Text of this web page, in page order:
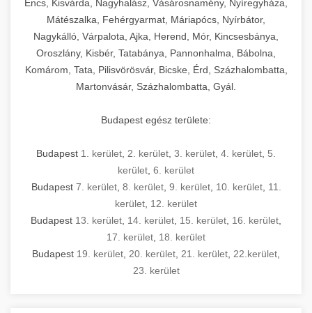
Encs, Kisvárda, Nagyhalász, Vásárosnamény, Nyíregyháza,
Mátészalka, Fehérgyarmat, Máriapócs, Nyírbátor,
Nagykálló, Várpalota, Ajka, Herend, Mór, Kincsesbánya,
Oroszlány, Kisbér, Tatabánya, Pannonhalma, Bábolna,
Komárom, Tata, Pilisvörösvár, Bicske, Érd, Százhalombatta,
Martonvásár, Százhalombatta, Gyál.
Budapest egész területe:
Budapest 1. kerület 2. kerület 3. kerület 4. kerület 5.
kerület 6. kerület
Budapest 7. kerület, 8. kerület, 9. kerület, 10. kerület, 11.
kerület 12. kerület
Budapest 13. kerület 14. kerület 15. kerület 16. kerület
17. kerület 18. kerület
Budapest 19. kerület 20. kerület 21. kerület 22.kerület
23. kerület